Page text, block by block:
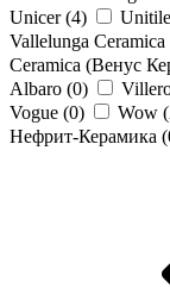
Unicer (4)
Vallelunga Ceramica
Ceramica (Венус
Albaro (0)
Vogue (0) Wow (
Нефрит-Керамика (